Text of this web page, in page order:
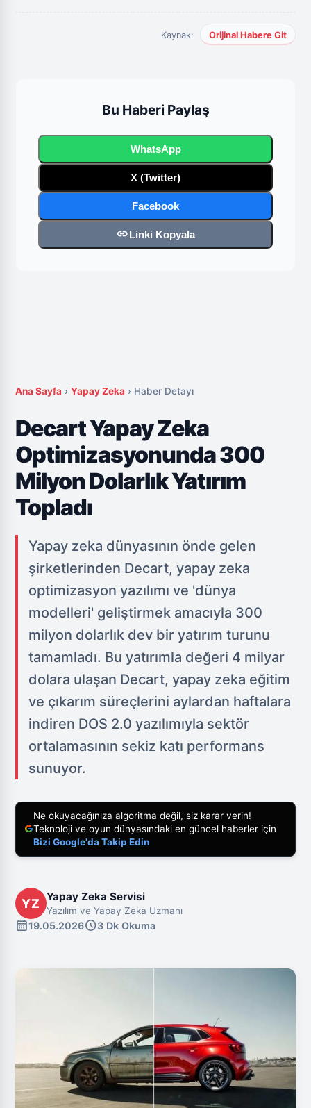
Kaynak: Orijinal Habere Git
Bu Haberi Paylaş
WhatsApp
X (Twitter)
Facebook
linkLinki Kopyala
Ana Sayfa ›Yapay Zeka › Haber Detayı
Decart Yapay Zeka
Optimizasyonunda 300
Milyon Dolarlık Yatırım
Topladı
Yapay zeka dünyasının önde gelen
şirketlerinden Decart, yapay zeka
optimizasyon yazılımı ve 'dünya
modelleri' geliştirmek amacıyla 300
milyon dolarlık dev bir yatırım turunu
tamamladı. Bu yatırımla değeri 4 milyar
dolara ulaşan Decart, yapay zeka eğitim
ve çıkarım süreçlerini aylardan haftalara
indiren DOS 2.0 yazılımıyla sektör
ortalamasının sekiz katı performans
sunuyor.
Ne okuyacağınıza algoritma değil, siz karar verin!
Teknoloji ve oyun dünyasındaki en güncel haberler için
Bizi Google'da Takip Edin
YZ Yapay Zeka Servisi
Yazılım ve Yapay Zeka Uzmanı
calendar_month19.05.2026schedule3 Dk Okuma